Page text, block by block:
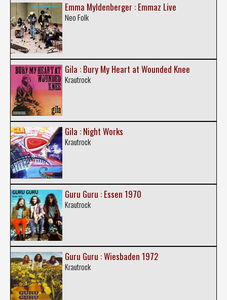
Emma Myldenberger : Emmaz Live
Neo Folk
Gila : Bury My Heart at Wounded Knee
Krautrock
Gila : Night Works
Krautrock
Guru Guru : Essen 1970
Krautrock
Guru Guru : Wiesbaden 1972
Krautrock